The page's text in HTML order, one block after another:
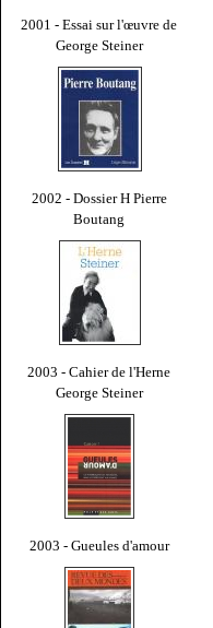
2001 - Essai sur l'œuvre de
George Steiner
2002 - Dossier H Pierre
Boutang
2003 - Cahier de l'Herne
George Steiner
2003 - Gueules d'amour